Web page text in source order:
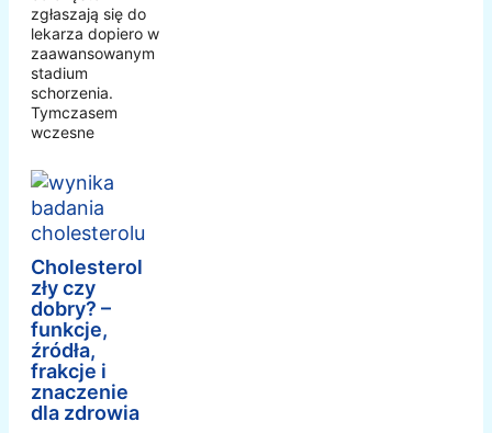
zgłaszają się do
lekarza dopiero w
zaawansowanym
stadium
schorzenia.
Tymczasem
wczesne
Cholesterol
zły czy
dobry? –
funkcje,
źródła,
frakcje i
znaczenie
dla zdrowia